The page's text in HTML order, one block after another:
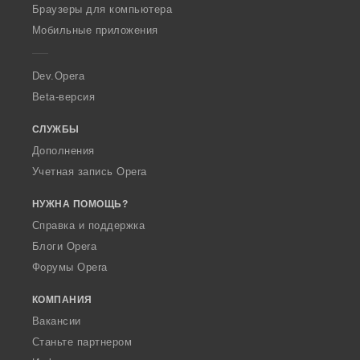
O
p
a
Браузеры для компьютера
Мобильные приложения
Dev.Opera
Beta-версия
СЛУЖБЫ
Дополнения
Учетная запись Opera
НУЖНА ПОМОЩЬ?
Справка и поддержка
Блоги Opera
Форумы Opera
КОМПАНИЯ
Вакансии
Станьте партнером